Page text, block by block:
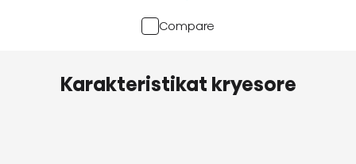
Compare
Karakteristikat kryesore